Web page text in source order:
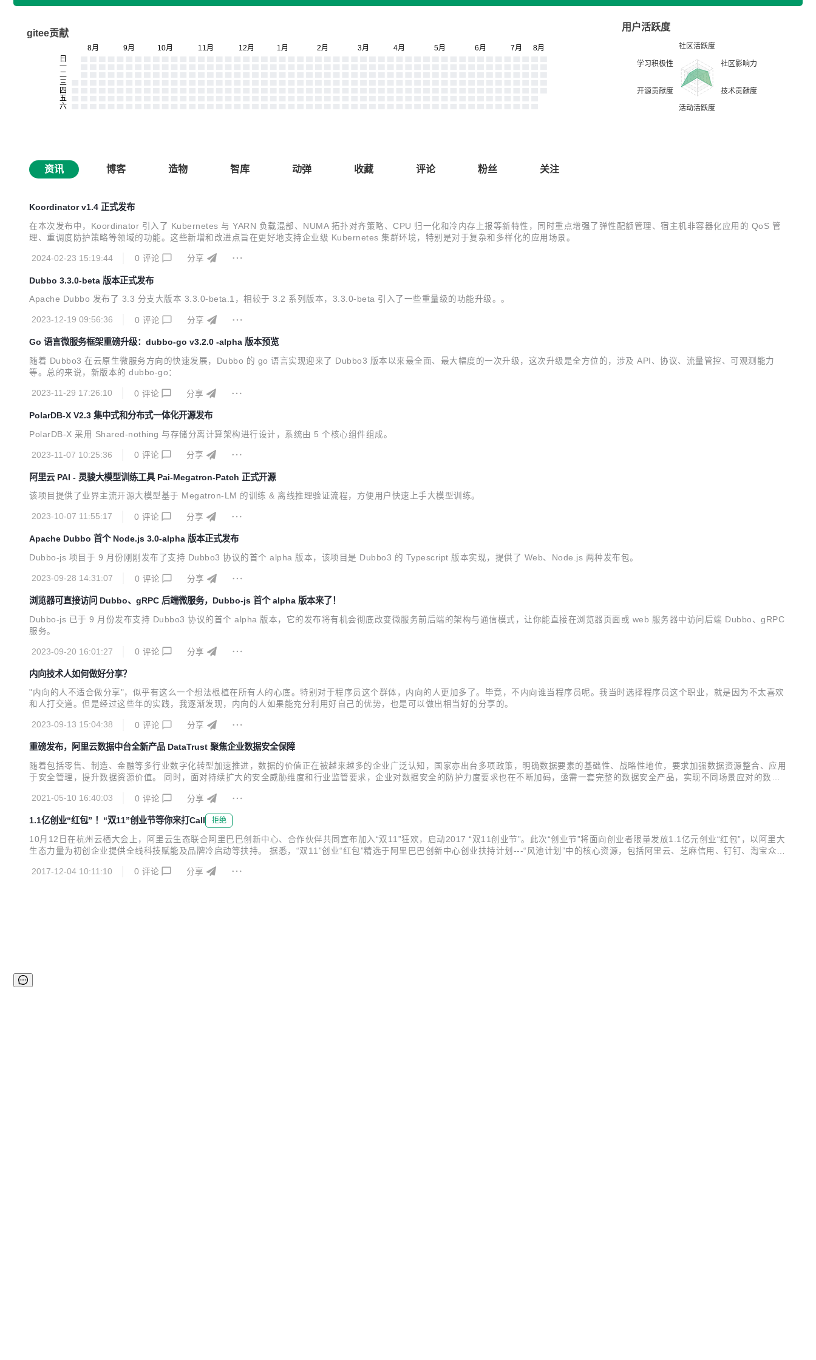
gitee贡献
用户活跃度
资讯 博客 造物 智库 动弹 收藏 评论 粉丝 关注
Koordinator v1.4 正式发布
在本次发布中，Koordinator 引入了 Kubernetes 与 YARN 负载混部、NUMA 拓扑对齐策略、CPU 归一化和冷内存上报等新特性，同时重点增强了弹性配额管理、宿主机非容器化应用的 QoS 管
理、重调度防护策略等领域的功能。这些新增和改进点旨在更好地支持企业级 Kubernetes 集群环境，特别是对于复杂和多样化的应用场景。
2024-02-23 15:19:44 0 评论 分享
Dubbo 3.3.0-beta 版本正式发布
Apache Dubbo 发布了 3.3 分支大版本 3.3.0-beta.1，相较于 3.2 系列版本，3.3.0-beta 引入了一些重量级的功能升级。。
2023-12-19 09:56:36 0 评论 分享
Go 语言微服务框架重磅升级：dubbo-go v3.2.0 -alpha 版本预览
随着 Dubbo3 在云原生微服务方向的快速发展，Dubbo 的 go 语言实现迎来了 Dubbo3 版本以来最全面、最大幅度的一次升级，这次升级是全方位的，涉及 API、协议、流量管控、可观测能力
等。总的来说，新版本的 dubbo-go：
2023-11-29 17:26:10 0 评论 分享
PolarDB-X V2.3 集中式和分布式一体化开源发布
PolarDB-X 采用 Shared-nothing 与存储分离计算架构进行设计，系统由 5 个核心组件组成。
2023-11-07 10:25:36 0 评论 分享
阿里云 PAI - 灵骏大模型训练工具 Pai-Megatron-Patch 正式开源
该项目提供了业界主流开源大模型基于 Megatron-LM 的训练 & 离线推理验证流程，方便用户快速上手大模型训练。
2023-10-07 11:55:17 0 评论 分享
Apache Dubbo 首个 Node.js 3.0-alpha 版本正式发布
Dubbo-js 项目于 9 月份刚刚发布了支持 Dubbo3 协议的首个 alpha 版本，该项目是 Dubbo3 的 Typescript 版本实现，提供了 Web、Node.js 两种发布包。
2023-09-28 14:31:07 0 评论 分享
浏览器可直接访问 Dubbo、gRPC 后端微服务，Dubbo-js 首个 alpha 版本来了！
Dubbo-js 已于 9 月份发布支持 Dubbo3 协议的首个 alpha 版本，它的发布将有机会彻底改变微服务前后端的架构与通信模式，让你能直接在浏览器页面或 web 服务器中访问后端 Dubbo、gRPC
服务。
2023-09-20 16:01:27 0 评论 分享
内向技术人如何做好分享？
"内向的人不适合做分享"，似乎有这么一个想法根植在所有人的心底。特别对于程序员这个群体，内向的人更加多了。毕竟，不内向谁当程序员呢。我当时选择程序员这个职业，就是因为不太喜欢
和人打交道。但是经过这些年的实践，我逐渐发现，内向的人如果能充分利用好自己的优势，也是可以做出相当好的分享的。
2023-09-13 15:04:38 0 评论 分享
重磅发布，阿里云数据中台全新产品 DataTrust 聚焦企业数据安全保障
随着包括零售、制造、金融等多行业数字化转型加速推进，数据的价值正在被越来越多的企业广泛认知，国家亦出台多项政策，明确数据要素的基础性、战略性地位，要求加强数据资源整合、应用
于安全管理，提升数据资源价值。 同时，面对持续扩大的安全威胁维度和行业监管要求，企业对数据安全的防护力度要求也在不断加码，亟需一套完整的数据安全产品，实现不同场景应对的数据
台丰富的应用场景实践，能够在保障数据安全的前提下完成多方数据联合...
2021-05-10 16:40:03 0 评论 分享
1.1亿创业“红包” ！“双11”创业节等你来打Call 拒绝
10月12日在杭州云栖大会上，阿里云生态联合阿里巴巴创新中心、合作伙伴共同宣布加入“双11”狂欢，启动2017 “双11创业节”。此次“创业节”将面向创业者限量发放1.1亿元创业“红包”，以阿里大
生态力量为初创企业提供全线科技赋能及品牌冷启动等扶持。 据悉，“双11”创业“红包”精选于阿里巴巴创新中心创业扶持计划---“风池计划”中的核心资源，包括阿里云、芝麻信用、钉钉、淘宝众筹
的预热期，用户可以在此期间免费试用...
2017-12-04 10:11:10 0 评论 分享